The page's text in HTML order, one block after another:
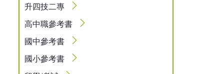
升四技二專
高中職參考書
國中參考書
國小參考書